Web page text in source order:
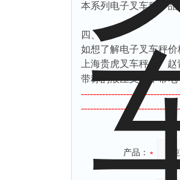
本系列电子叉车秤产
四、
如想了解电子叉车秤价
上海贵虎叉车秤
赵
带称的液压叉车，带
产品：